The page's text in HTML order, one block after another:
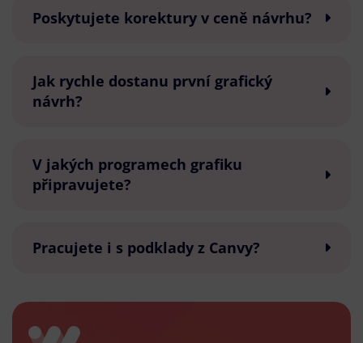
Poskytujete korektury v ceně návrhu?
Jak rychle dostanu první grafický
návrh?
V jakých programech grafiku
připravujete?
Pracujete i s podklady z Canvy?